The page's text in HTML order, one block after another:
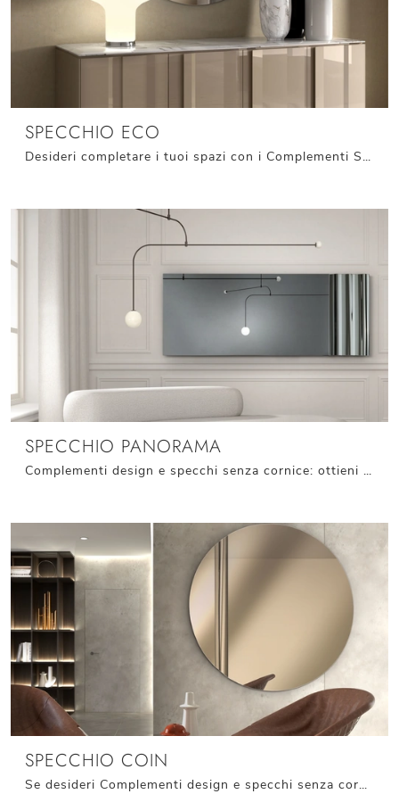
SPECCHIO ECO
Desideri completare i tuoi spazi con i Complementi Stones? Eccoti differenti modelli di specchi senza cornice come Specchio Eco.
SPECCHIO PANORAMA
Complementi design e specchi senza cornice: ottieni informazioni sul modello Specchio Panorama di Stones e potrai arricchire i tuoi interni.
SPECCHIO COIN
Se desideri Complementi design e specchi senza cornice scopri di più sul modello Specchio Coin della marca Stones.